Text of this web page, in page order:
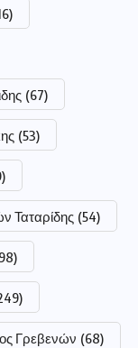
(67)
(53)
Ταταρίδης (54)
Γρεβενών (68)